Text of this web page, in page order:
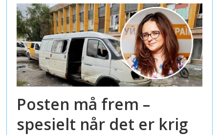
Posten må frem –
spesielt når det er krig